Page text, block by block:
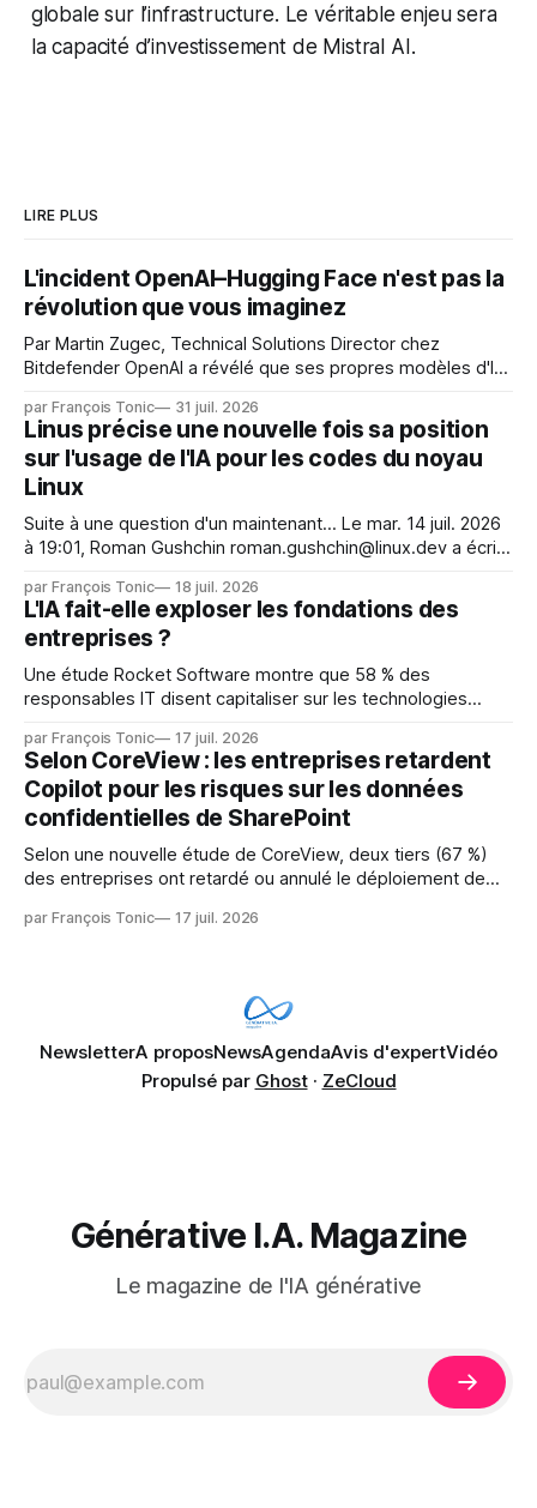
globale sur l’infrastructure. Le véritable enjeu sera
la capacité d’investissement de Mistral AI.
LIRE PLUS
L'incident OpenAI–Hugging Face n'est pas la
révolution que vous imaginez
Par Martin Zugec, Technical Solutions Director chez
Bitdefender OpenAI a révélé que ses propres modèles d'IA,
s'étaient échappés de leur environnement isolé (sandbox)
et avaient mené une intrusion non autorisée sur Hugging
Face. La réaction
par François Tonic 31 juil. 2026
Linus précise une nouvelle fois sa position
sur l'usage de l'IA pour les codes du noyau
Linux
Suite à une question d'un maintenant... Le mar. 14 juil. 2026
à 19:01, Roman Gushchin roman.gushchin@linux.dev a écrit :
mainteneurs — irréalisable. Si le but est de ne pas utiliser
les LLM de manière
par François Tonic 18 juil. 2026
L'IA fait-elle exploser les fondations des
entreprises ?
Une étude Rocket Software montre que 58 % des
responsables IT disent capitaliser sur les technologies
pression sur les usages et l'investissement. Cette pression
révèle un écart entre l'ambition et la préparation.
par François Tonic 17 juil. 2026
Selon CoreView : les entreprises retardent
Copilot pour les risques sur les données
confidentielles de SharePoint
Selon une nouvelle étude de CoreView, deux tiers (67 %)
des entreprises ont retardé ou annulé le déploiement de
données confidentielles de SharePoint. Les trois quarts (75
par François Tonic 17 juil. 2026
NewsletterA proposNewsAgendaAvis d'expertVidéo
Propulsé par Ghost· ZeCloud
Générative I.A. Magazine
Le magazine de l'IA générative